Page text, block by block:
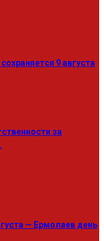
9 августа
за
— Ермолаев день